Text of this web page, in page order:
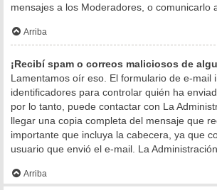
mensajes a los Moderadores, o comunicarlo
Arriba
¡Recibí spam o correos maliciosos de
Lamentamos oír eso. El formulario de e-mail
identificadores para controlar quién ha
por lo tanto, puede contactar con La
llegar una copia completa del mensaje que
importante que incluya la cabecera, ya que
usuario que envió el e-mail. La
Arriba